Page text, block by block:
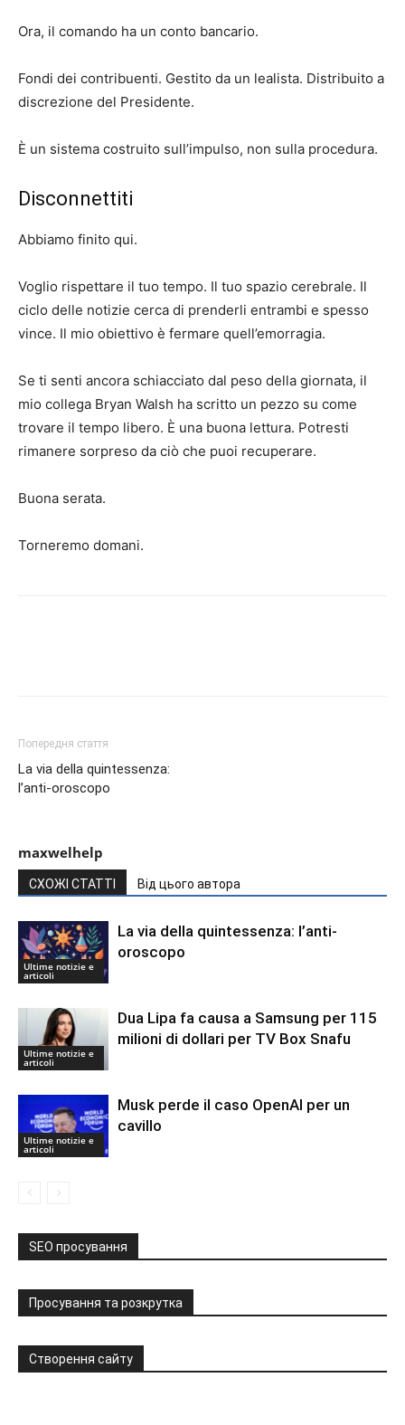
Ora, il comando ha un conto bancario.
Fondi dei contribuenti. Gestito da un lealista. Distribuito a
discrezione del Presidente.
È un sistema costruito sull’impulso, non sulla procedura.
Disconnettiti
Abbiamo finito qui.
Voglio rispettare il tuo tempo. Il tuo spazio cerebrale. Il
ciclo delle notizie cerca di prenderli entrambi e spesso
vince. Il mio obiettivo è fermare quell’emorragia.
Se ti senti ancora schiacciato dal peso della giornata, il
mio collega Bryan Walsh ha scritto un pezzo su come
trovare il tempo libero. È una buona lettura. Potresti
rimanere sorpreso da ciò che puoi recuperare.
Buona serata.
Torneremo domani.
Попередня стаття
La via della quintessenza:
l’anti-oroscopo
maxwelhelp
СХОЖІ СТАТТІ Від цього автора
Ultime notizie e
articoli
La via della quintessenza: l’anti-
oroscopo
Ultime notizie e
articoli
Dua Lipa fa causa a Samsung per 115
milioni di dollari per TV Box Snafu
Ultime notizie e
articoli
Musk perde il caso OpenAI per un
cavillo
SEO просування
Просування та розкрутка
Створення сайту